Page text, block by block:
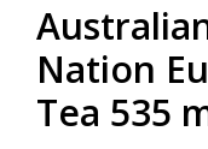
Nation
Tea 535